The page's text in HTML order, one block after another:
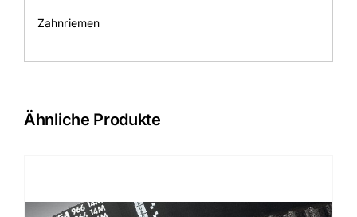
Zahnriemen
Ähnliche Produkte